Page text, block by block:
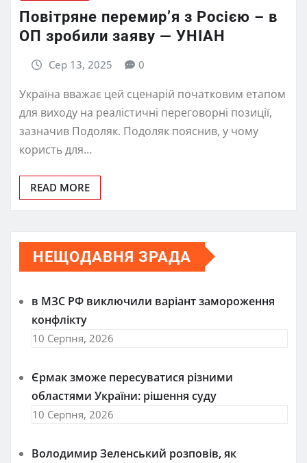
Повітряне перемир’я з Росією – в
ОП зробили заяву — УНІАН
Сер 13, 2025 0
Україна вважає цей сценарій початковим етапом
для виходу на реалістичні переговорні позиції,
зазначив Подоляк. Подоляк пояснив, у чому
користь для…
READ MORE
НЕЩОДАВНЯ ЗРАДА
в МЗС РФ виключили варіант замороження
конфлікту
10 Серпня, 2026
Єрмак зможе пересуватися різними
областями України: рішення суду
10 Серпня, 2026
Володимир Зеленський розповів, як